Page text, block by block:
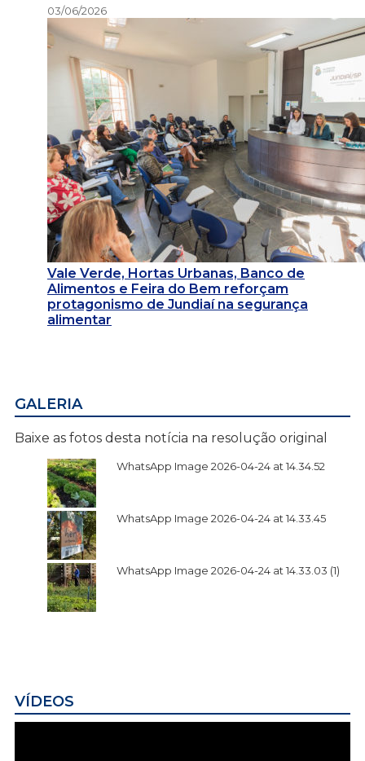
03/06/2026
Vale Verde, Hortas Urbanas, Banco de
Alimentos e Feira do Bem reforçam
protagonismo de Jundiaí na segurança
alimentar
GALERIA
Baixe as fotos desta notícia na resolução original
WhatsApp Image 2026-04-24 at 14.34.52
WhatsApp Image 2026-04-24 at 14.33.45
WhatsApp Image 2026-04-24 at 14.33.03 (1)
VÍDEOS